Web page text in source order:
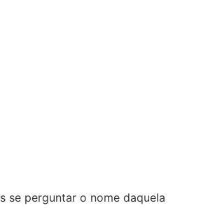
se perguntar o nome daquela